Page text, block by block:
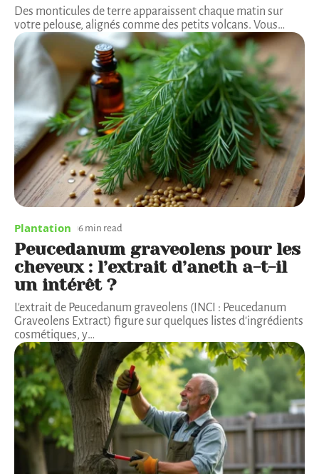
Des monticules de terre apparaissent chaque matin sur
votre pelouse, alignés comme des petits volcans. Vous…
Plantation 6 min read
Peucedanum graveolens pour les
cheveux : l’extrait d’aneth a-t-il
un intérêt ?
L'extrait de Peucedanum graveolens (INCI : Peucedanum
Graveolens Extract) figure sur quelques listes d'ingrédients
cosmétiques, y…